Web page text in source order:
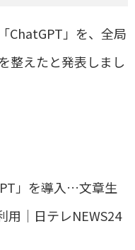
ChatGPT」を、全局
整えたと発表しまし
」を導入…文章生
｜日テレNEWS24